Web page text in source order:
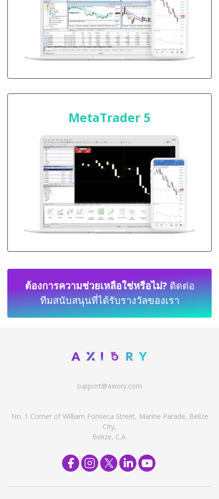
MetaTrader 5
ต้องการความช่วยเหลือใช่หรือไม่?ติดต่อ
ทีมสนับสนุนที่ได้รับรางวัลของเรา
support@axiory.com
No. 1 Corner of William Fonseca Street, Marine Parade, Belize
City,
Belize, C.A.